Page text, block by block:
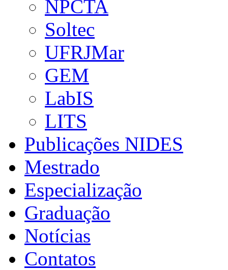
NPCTA
Soltec
UFRJMar
GEM
LabIS
LITS
Publicações NIDES
Mestrado
Especialização
Graduação
Notícias
Contatos